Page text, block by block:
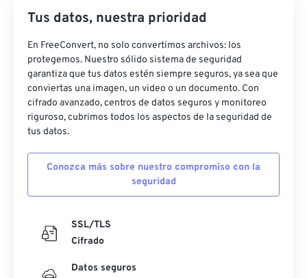
Tus datos, nuestra prioridad
En FreeConvert, no solo convertimos archivos: los
protegemos. Nuestro sólido sistema de seguridad
garantiza que tus datos estén siempre seguros, ya sea que
conviertas una imagen, un video o un documento. Con
cifrado avanzado, centros de datos seguros y monitoreo
riguroso, cubrimos todos los aspectos de la seguridad de
tus datos.
Conozca más sobre nuestro compromiso con la
seguridad
SSL/TLS
Cifrado
Datos seguros